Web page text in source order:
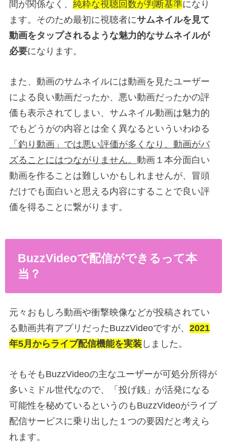
間が関係なく、 純粋な視聴回数が判断基準になり
ます。そのため最初に視聴者にサムネイルを見て
動画をタップされるような魅力的なサムネイルが
必要になります。
また、動画のサムネイルには動画を見たユーザー
による良い動画だったか、悪い動画だったかの評
価も表示されてしまい、サムネイル動画は魅力的
でもどうがの内容とは全く異なるといういわゆる
「釣り動画」では悪い評価が多くなり、動画がバ
ズることにはつながりません。 動画１本分面白い
動画を作ることは難しいかもしれませんが、冒頭
だけでも面白いと思える内容にすることで良い評
価を得ることに繋がります。
BuzzVideoで配信ができるって本
当？
元々おもしろ動画や衝撃映像などが投稿されてい
る動画共有アプリだったBuzzVideoですが、 2021
年5月からライブ配信機能を実装 しました。
そもそもBuzzVideoの主なユーザーが可処分所得が
多いミドル世代なので、「投げ銭」が活発になる
可能性を秘めているというのもBuzzVideoがライブ
配信サービスに乗り出した１つの要因だと考えら
れます。